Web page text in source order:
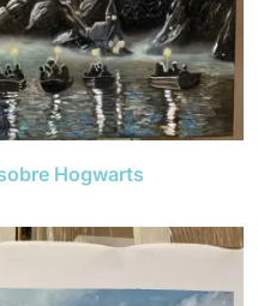
Hogwarts